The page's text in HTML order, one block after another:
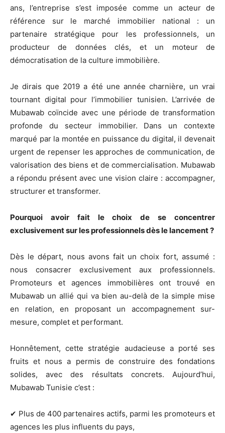
ans, l’entreprise s’est imposée comme un acteur de
référence sur le marché immobilier national : un
partenaire stratégique pour les professionnels, un
producteur de données clés, et un moteur de
démocratisation de la culture immobilière.
Je dirais que 2019 a été une année charnière, un vrai
tournant digital pour l’immobilier tunisien. L’arrivée de
Mubawab coïncide avec une période de transformation
profonde du secteur immobilier. Dans un contexte
marqué par la montée en puissance du digital, il devenait
urgent de repenser les approches de communication, de
valorisation des biens et de commercialisation. Mubawab
a répondu présent avec une vision claire : accompagner,
structurer et transformer.
Pourquoi avoir fait le choix de se concentrer
exclusivement sur les professionnels dès le lancement ?
Dès le départ, nous avons fait un choix fort, assumé :
nous consacrer exclusivement aux professionnels.
Promoteurs et agences immobilières ont trouvé en
Mubawab un allié qui va bien au-delà de la simple mise
en relation, en proposant un accompagnement sur-
mesure, complet et performant.
Honnêtement, cette stratégie audacieuse a porté ses
fruits et nous a permis de construire des fondations
solides, avec des résultats concrets. Aujourd’hui,
Mubawab Tunisie c’est :
✔ Plus de 400 partenaires actifs, parmi les promoteurs et
agences les plus influents du pays,